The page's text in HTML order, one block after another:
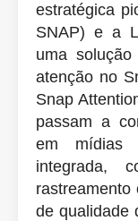
estratégica
SNAP) e a
uma
atenção no
Snap
passam a
em mídias
integrada,
de qualidade